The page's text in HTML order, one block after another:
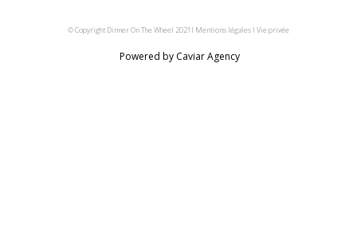
© Copyright Dinner On The Wheel 2021I Mentions légales I Vie privée
Powered by Caviar Agency